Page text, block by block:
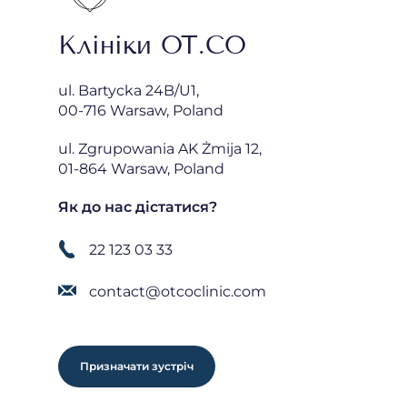
Клініки OT.CO
ul. Bartycka 24B/U1,
00-716 Warsaw, Poland
ul. Zgrupowania AK Żmija 12,
01-864 Warsaw, Poland
Як до нас дістатися?
22 123 03 33
contact@otcoclinic.com
Призначати зустріч